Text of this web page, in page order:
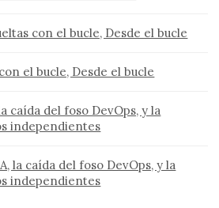
con el bucle, Desde el bucle
el bucle, Desde el bucle
caída del foso DevOps, y la
independientes
la caída del foso DevOps, y la
independientes